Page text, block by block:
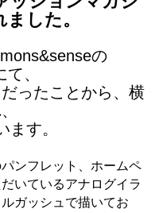
した。
の
、
ったことから、横
す。
ンフレット、ホームペ
いているアナログイラ
ガッシュで描いてお